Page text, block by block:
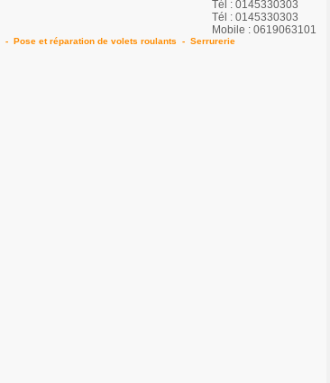
Tél : 0145330303
Tél : 0145330303
Mobile : 0619063101
- Pose et réparation de volets roulants - Serrurerie